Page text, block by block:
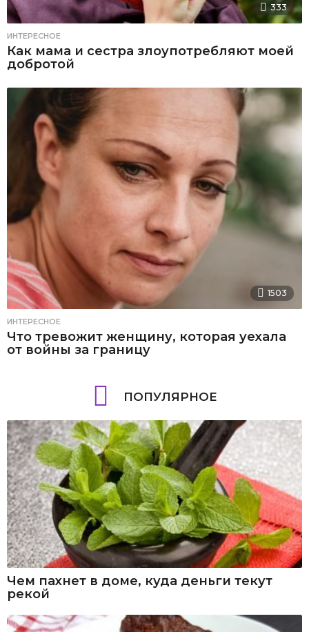
333
ИНТЕРЕСНОЕ
Как мама и сестра злоупотребляют моей
добротой
1503
ИНТЕРЕСНОЕ
Что тревожит женщину, которая уехала
от войны за границу
ПОПУЛЯРНОЕ
Чем пахнет в доме, куда деньги текут
рекой